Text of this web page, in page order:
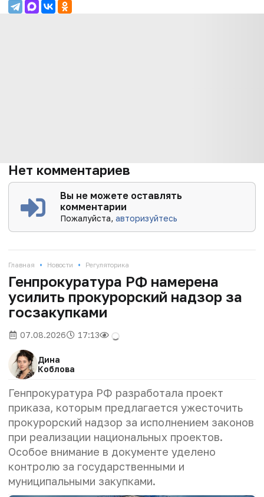
Нет комментариев
Вы не можете оставлять
комментарии
Пожалуйста,авторизуйтесь
Главная • Новости • Регуляторика
Генпрокуратура РФ намерена
усилить прокурорский надзор за
госзакупками
07.08.2026 17:13
Дина
Коблова
Генпрокуратура РФ разработала проект
приказа, которым предлагается ужесточить
прокурорский надзор за исполнением законов
при реализации национальных проектов.
Особое внимание в документе уделено
контролю за государственными и
муниципальными закупками.